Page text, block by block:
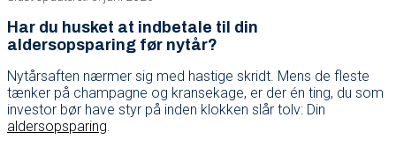
Har du husket at indbetale til din
aldersopsparing før nytår?
Nytårsaften nærmer sig med hastige skridt. Mens de fleste
tænker på champagne og kransekage, er der én ting, du som
investor bør have styr på inden klokken slår tolv: Din
aldersopsparing